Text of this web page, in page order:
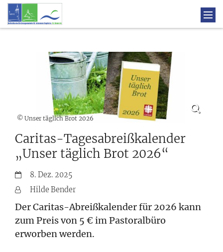
© Unser täglich Brot 2026
Caritas-Tagesabreißkalender
„Unser täglich Brot 2026“
Datum:8. Dez. 2025
Von:Hilde Bender
Der Caritas-Abreißkalender für 2026 kann
zum Preis von 5 € im Pastoralbüro
erworben werden.